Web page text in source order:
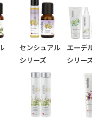
センシュアル
シリーズ
エーデ
シリー